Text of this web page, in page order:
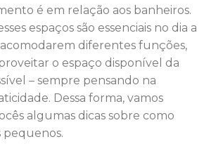
é em relação aos banheiros.
espaços são essenciais no dia a
diferentes funções,
o espaço disponível da
– sempre pensando na
Dessa forma, vamos
algumas dicas sobre como
pequenos.